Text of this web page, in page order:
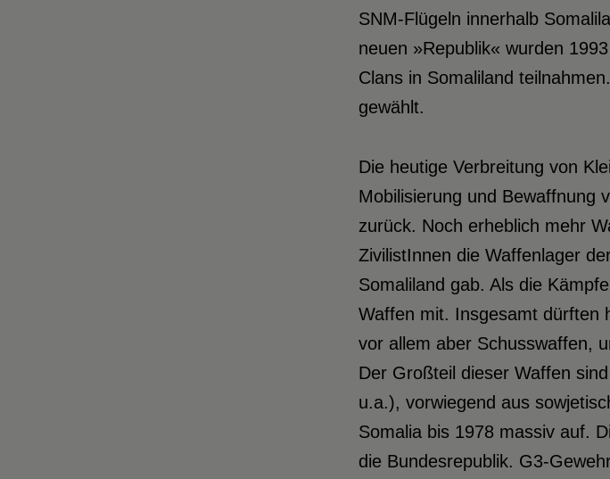
SNM-Flügeln innerhalb
neuen »Republik« wurden
Clans in Somaliland
gewählt.
Die heutige Verbreitung von
Mobilisierung und Bewaffnung
zurück. Noch erheblich mehr
ZivilistInnen die Waffenlager
Somaliland gab. Als die
Waffen mit. Insgesamt dürften
vor allem aber Schusswaffen,
Der Großteil dieser Waffen
u.a.), vorwiegend aus
Somalia bis 1978 massiv auf.
die Bundesrepublik. G3-